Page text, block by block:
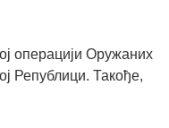
операцији Оружаних
Републици. Такође,